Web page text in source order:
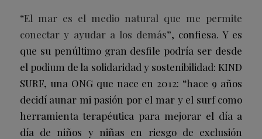
“El mar es el medio natural que me permite
conectary ayudar a los demás”, confiesa. Y es
que su penúltimo gran desfile podría ser desde
el podium de la solidaridad y sostenibilidad: KIND
SURF, una ONG que nace en 2012: “hace 9 años
decidí aunar mi pasión por el mar y el surf como
herramienta terapéutica para mejorar el día a
día de niños y niñas en riesgo de exclusión